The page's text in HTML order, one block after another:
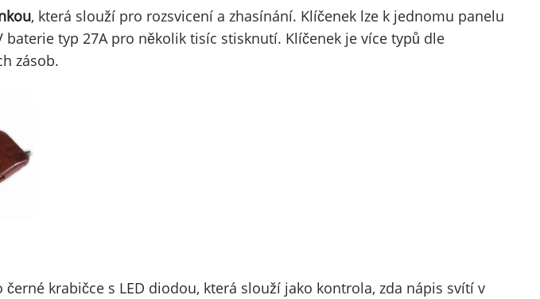
, která slouží pro rozsvicení a zhasínání. Klíčenek lze k jednomu panelu
baterie typ 27A pro několik tisíc stisknutí. Klíčenek je více typů dle
zásob.
krabičce s LED diodou, která slouží jako kontrola, zda nápis svítí v